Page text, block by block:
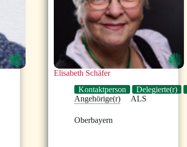
Elisabeth Schäfer
Kontaktperson
Delegierte(r)
Angehörige(r)
ALS
Oberbayern